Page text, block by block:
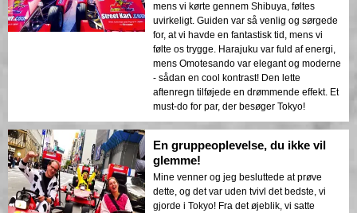
mens vi kørte gennem Shibuya, føltes
uvirkeligt. Guiden var så venlig og sørgede
for, at vi havde en fantastisk tid, mens vi
følte os trygge. Harajuku var fuld af energi,
mens Omotesando var elegant og moderne
- sådan en cool kontrast! Den lette
aftenregn tilføjede en drømmende effekt. Et
must-do for par, der besøger Tokyo!
En gruppeoplevelse, du ikke vil
glemme!
Mine venner og jeg besluttede at prøve
dette, og det var uden tvivl det bedste, vi
gjorde i Tokyo! Fra det øjeblik, vi satte